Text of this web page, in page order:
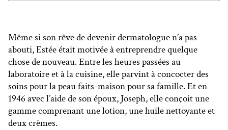
Même si son rêve de devenir dermatologue n’a pas
abouti, Estée était motivée à entreprendre quelque
chose de nouveau. Entre les heures passées au
laboratoire et à la cuisine, elle parvint à concocter des
soins pour la peau faits-maison pour sa famille. Et en
1946 avec l’aide de son époux, Joseph, elle conçoit une
gamme comprenant une lotion, une huile nettoyante et
deux crèmes.